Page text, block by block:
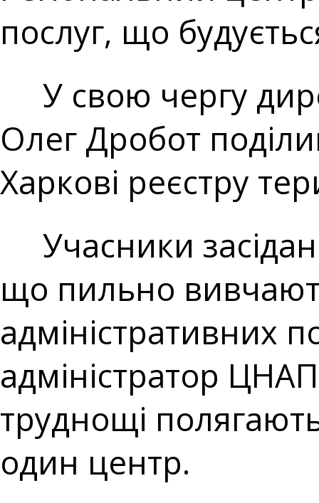
послуг, що
У свою чергу
Олег Дробот
Харкові реєстру
Учасники
що пильно
адміністративних
адміністратор
труднощі
один центр.